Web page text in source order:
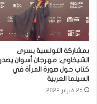
بمشاركة التونسية يسرى
الشيخاوي: مهرجان أسوان يصدر
كتاب حول صورة المرأة في
السينما العربية
25 فبراير 2022